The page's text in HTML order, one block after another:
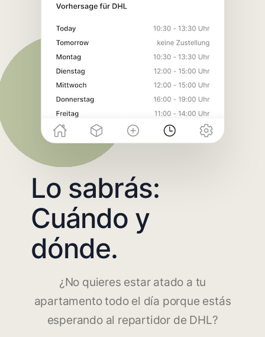
Lo sabrás:
Cuándo y
dónde.
¿No quieres estar atado a tu
apartamento todo el día porque estás
esperando al repartidor de DHL?